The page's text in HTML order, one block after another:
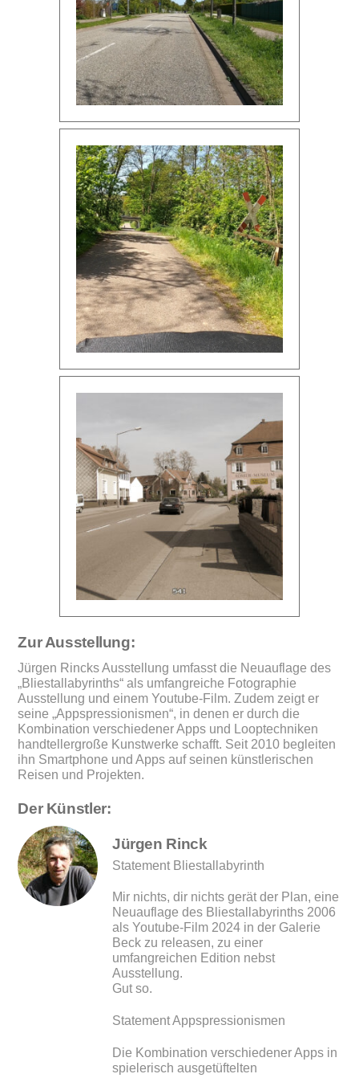
Zur Ausstellung:
Jürgen Rincks Ausstellung umfasst die Neuauflage des
„Bliestallabyrinths“ als umfangreiche Fotographie
Ausstellung und einem Youtube-Film. Zudem zeigt er
seine „Appspressionismen“, in denen er durch die
Kombination verschiedener Apps und Looptechniken
handtellergroße Kunstwerke schafft. Seit 2010 begleiten
ihn Smartphone und Apps auf seinen künstlerischen
Reisen und Projekten.
Der Künstler:
Jürgen Rinck
Statement Bliestallabyrinth
Mir nichts, dir nichts gerät der Plan, eine
Neuauflage des Bliestallabyrinths 2006
als Youtube-Film 2024 in der Galerie
Beck zu releasen, zu einer
umfangreichen Edition nebst
Ausstellung.
Gut so.
Statement Appspressionismen
Die Kombination verschiedener Apps in
spielerisch ausgetüftelten